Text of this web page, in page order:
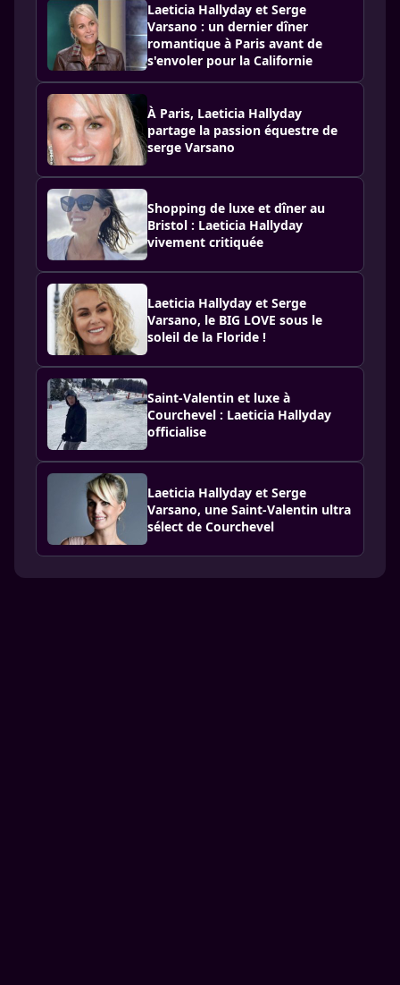
Laeticia Hallyday et Serge
Varsano : un dernier dîner
romantique à Paris avant de
s'envoler pour la Californie
À Paris, Laeticia Hallyday
partage la passion équestre de
serge Varsano
Shopping de luxe et dîner au
Bristol : Laeticia Hallyday
vivement critiquée
Laeticia Hallyday et Serge
Varsano, le BIG LOVE sous le
soleil de la Floride !
Saint-Valentin et luxe à
Courchevel : Laeticia Hallyday
officialise
Laeticia Hallyday et Serge
Varsano, une Saint-Valentin ultra
sélect de Courchevel